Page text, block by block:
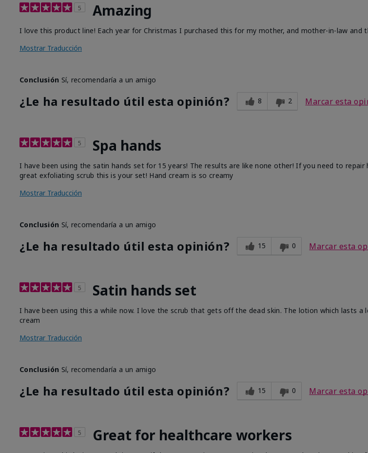
5 Amazing
I love this product line! Each year for Christmas I purchased this for my mother, and mother-in-law and
Mostrar Traducción
Conclusión Sí, recomendaría a un amigo
¿Le ha resultado útil esta opinión? 8 2 Marcar esta
5 Spa hands
I have been using the satin hands set for 15 years! The results are like none other! If you need to repair
great exfoliating scrub this is your set! Hand cream is so creamy
Mostrar Traducción
Conclusión Sí, recomendaría a un amigo
¿Le ha resultado útil esta opinión? 15 0 Marcar esta
5 Satin hands set
I have been using this a while now. I love the scrub that gets off the dead skin. The lotion which lasts
cream
Mostrar Traducción
Conclusión Sí, recomendaría a un amigo
¿Le ha resultado útil esta opinión? 15 0 Marcar esta
5 Great for healthcare workers